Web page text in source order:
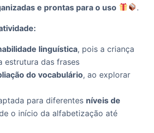
e prontas para o uso .
linguística, pois a criança
estrutura das frases
do vocabulário, ao explorar
para diferentes níveis de
o início da alfabetização até